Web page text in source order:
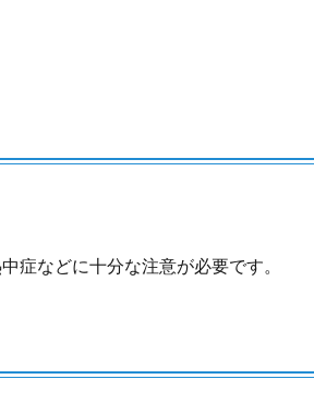
症などに十分な注意が必要です。